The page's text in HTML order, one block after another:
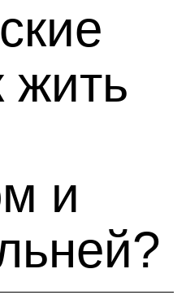
жить
и